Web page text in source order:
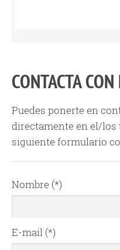
CONTACTA
Puedes ponerte en
directamente en el/los
siguiente formulario
Nombre (*)
E-mail (*)